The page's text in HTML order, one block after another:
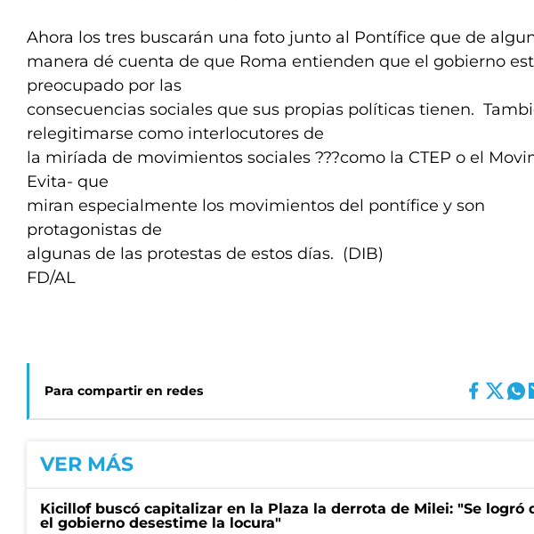
Ahora los tres buscarán una foto junto al Pontífice que de
manera dé cuenta de que Roma entienden que el gobierno
preocupado por las
consecuencias sociales que sus propias políticas tienen.
relegitimarse como interlocutores de
la miríada de movimientos sociales ???como la CTEP o el
Evita- que
miran especialmente los movimientos del pontífice y son
protagonistas de
algunas de las protestas de estos días. (DIB)
FD/AL
Para compartir en redes
VER MÁS
Kicillof buscó capitalizar en la Plaza la derrota de Milei: "Se logró
el gobierno desestime la locura"